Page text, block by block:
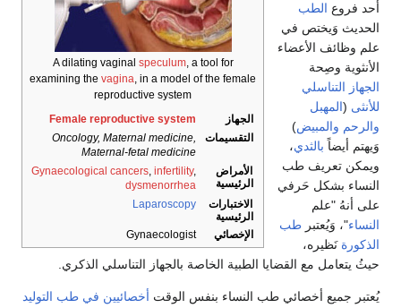
A dilating vaginal speculum, a tool for
examining the vagina, in a model of the female
reproductive system
الجهاز
Female reproductive system
التقسيمات
Oncology, Maternal medicine,
Maternal-fetal medicine
الأمراض
الرئيسية
Gynaecological cancers, infertility,
dysmenorrhea
الاختبارات
الرئيسية
Laparoscopy
الإخصائي Gynaecologist
أحد فروع الطب
الحديث وَيختص في
علم وظائف الأعضاء
الأنثوية وصِحة
الجهاز التناسلي
للأنثى (المهبل
والرحم والمبيض)
وَيهتم أيضاً بالثدي،
ويمكن تعريف طب
النساء بشكل حَرفي
على أنهُ "علم
النساء"، وَيُعتبر طب
الذكورة نَظيره،
حيثُ يتعامل مع القضايا الطبية الخاصة بالجهاز التناسلي الذكري.
يُعتبر جميع أخصائي طب النساء بنفس الوقت أخصائيين في طب التوليد